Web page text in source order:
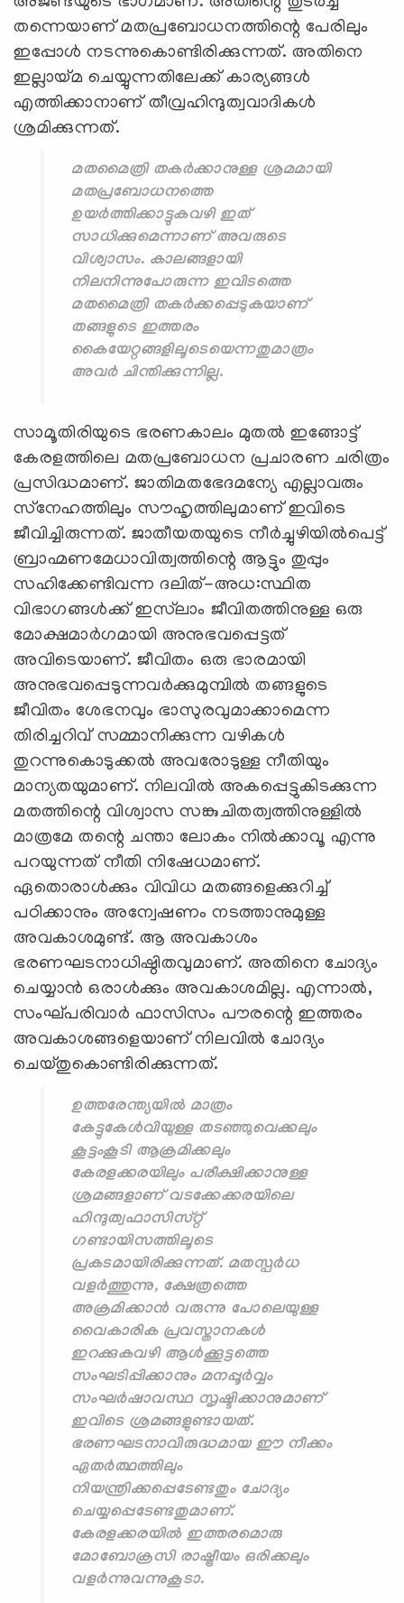
തന്നെയാണ് മതപ്രബോധനത്തിന്റെ പേരിലും
ഇപ്പോള്‍ നടന്നുകൊണ്ടിരിക്കുന്നത്. അതിനെ
ഇല്ലായ്മ ചെയ്യുന്നതിലേക്ക് കാര്യങ്ങള്‍
എത്തിക്കാനാണ് തീവ്രഹിന്ദുത്വവാദികള്‍
ശ്രമിക്കുന്നത്.
മതമൈത്രി തകര്‍ക്കാനുള്ള ശ്രമമായി
മതപ്രബോധനത്തെ
ഉയര്‍ത്തിക്കാട്ടുകവഴി ഇത്
സാധിക്കുമെന്നാണ് അവരുടെ
വിശ്വാസം. കാലങ്ങളായി
നിലനിന്നുപോരുന്ന ഇവിടത്തെ
മതമൈത്രി തകര്‍ക്കപ്പെടുകയാണ്
തങ്ങളുടെ ഇത്തരം
കൈയേറ്റങ്ങളിലൂടെയെന്നതുമാത്രം
അവര്‍ ചിന്തിക്കുന്നില്ല.
സാമൂതിരിയുടെ ഭരണകാലം മുതല്‍ ഇങ്ങോട്ട്
കേരളത്തിലെ മതപ്രബോധന പ്രചാരണ ചരിത്രം
പ്രസിദ്ധമാണ്. ജാതിമതഭേദമന്യേ എല്ലാവരും
സ്‌നേഹത്തിലും സൗഹൃത്തിലുമാണ് ഇവിടെ
ജീവിച്ചിരുന്നത്. ജാതീയതയുടെ നീര്‍ച്ചുഴിയില്‍പെട്ട്
ബ്രാഹ്മണമേധാവിത്വത്തിന്റെ ആട്ടും തുപ്പും
സഹിക്കേണ്ടിവന്ന ദലിത്-അധ:സ്ഥിത
വിഭാഗങ്ങള്‍ക്ക് ഇസ്‌ലാം ജീവിതത്തിനുള്ള ഒരു
മോക്ഷമാര്‍ഗമായി അനുഭവപ്പെട്ടത്
അവിടെയാണ്. ജീവിതം ഒരു ഭാരമായി
അനുഭവപ്പെടുന്നവര്‍ക്കുമുമ്പില്‍ തങ്ങളുടെ
ജീവിതം ശേഭനവും ഭാസുരവുമാക്കാമെന്ന
തിരിച്ചറിവ് സമ്മാനിക്കുന്ന വഴികള്‍
തുറന്നുകൊടുക്കല്‍ അവരോടുള്ള നീതിയും
മാന്യതയുമാണ്. നിലവില്‍ അകപ്പെട്ടുകിടക്കുന്ന
മതത്തിന്റെ വിശ്വാസ സങ്കുചിതത്വത്തിനുള്ളില്‍
മാത്രമേ തന്റെ ചന്താ ലോകം നില്‍ക്കാവൂ എന്നു
പറയുന്നത് നീതി നിഷേധമാണ്.
ഏതൊരാള്‍ക്കും വിവിധ മതങ്ങളെക്കുറിച്ച്
പഠിക്കാനും അന്വേഷണം നടത്താനുമുള്ള
അവകാശമുണ്ട്. ആ അവകാശം
ഭരണഘടനാധിഷ്ഠിതവുമാണ്. അതിനെ ചോദ്യം
ചെയ്യാന്‍ ഒരാള്‍ക്കും അവകാശമില്ല. എന്നാല്‍,
സംഘ്പരിവാര്‍ ഫാസിസം പൗരന്റെ ഇത്തരം
അവകാശങ്ങളെയാണ് നിലവില്‍ ചോദ്യം
ചെയ്തുകൊണ്ടിരിക്കുന്നത്.
ഉത്തരേന്ത്യയില്‍ മാത്രം
കേട്ടുകേള്‍വിയുള്ള തടഞ്ഞുവെക്കലും
കൂട്ടംകൂടി ആക്രമിക്കലും
കേരളക്കരയിലും പരീക്ഷിക്കാനുള്ള
ശ്രമങ്ങളാണ് വടക്കേക്കരയിലെ
ഹിന്ദുത്വഫാസിസ്റ്റ്
ഗണ്ടായിസത്തിലൂടെ
പ്രകടമായിരിക്കുന്നത്. മതസ്പര്‍ധ
വളര്‍ത്തുന്നു, ക്ഷേത്രത്തെ
അക്രമിക്കാന്‍ വരുന്നു പോലെയുള്ള
വൈകാരിക പ്രവസ്താനകള്‍
ഇറക്കുകവഴി ആള്‍ക്കൂട്ടത്തെ
സംഘടിപ്പിക്കാനും മനപ്പൂര്‍വ്വം
സംഘര്‍ഷാവസ്ഥ സൃഷ്ടിക്കാനുമാണ്
ഇവിടെ ശ്രമങ്ങളുണ്ടായത്.
ഭരണഘടനാവിരുദ്ധമായ ഈ നീക്കം
ഏതര്‍ത്ഥത്തിലും
നിയന്ത്രിക്കപ്പെടേണ്ടതും ചോദ്യം
ചെയ്യപ്പെടേണ്ടതുമാണ്.
കേരളക്കരയില്‍ ഇത്തരമൊരു
മോബോക്രസി രാഷ്ട്രീയം ഒരിക്കലും
വളര്‍ന്നുവന്നുകൂടാ.